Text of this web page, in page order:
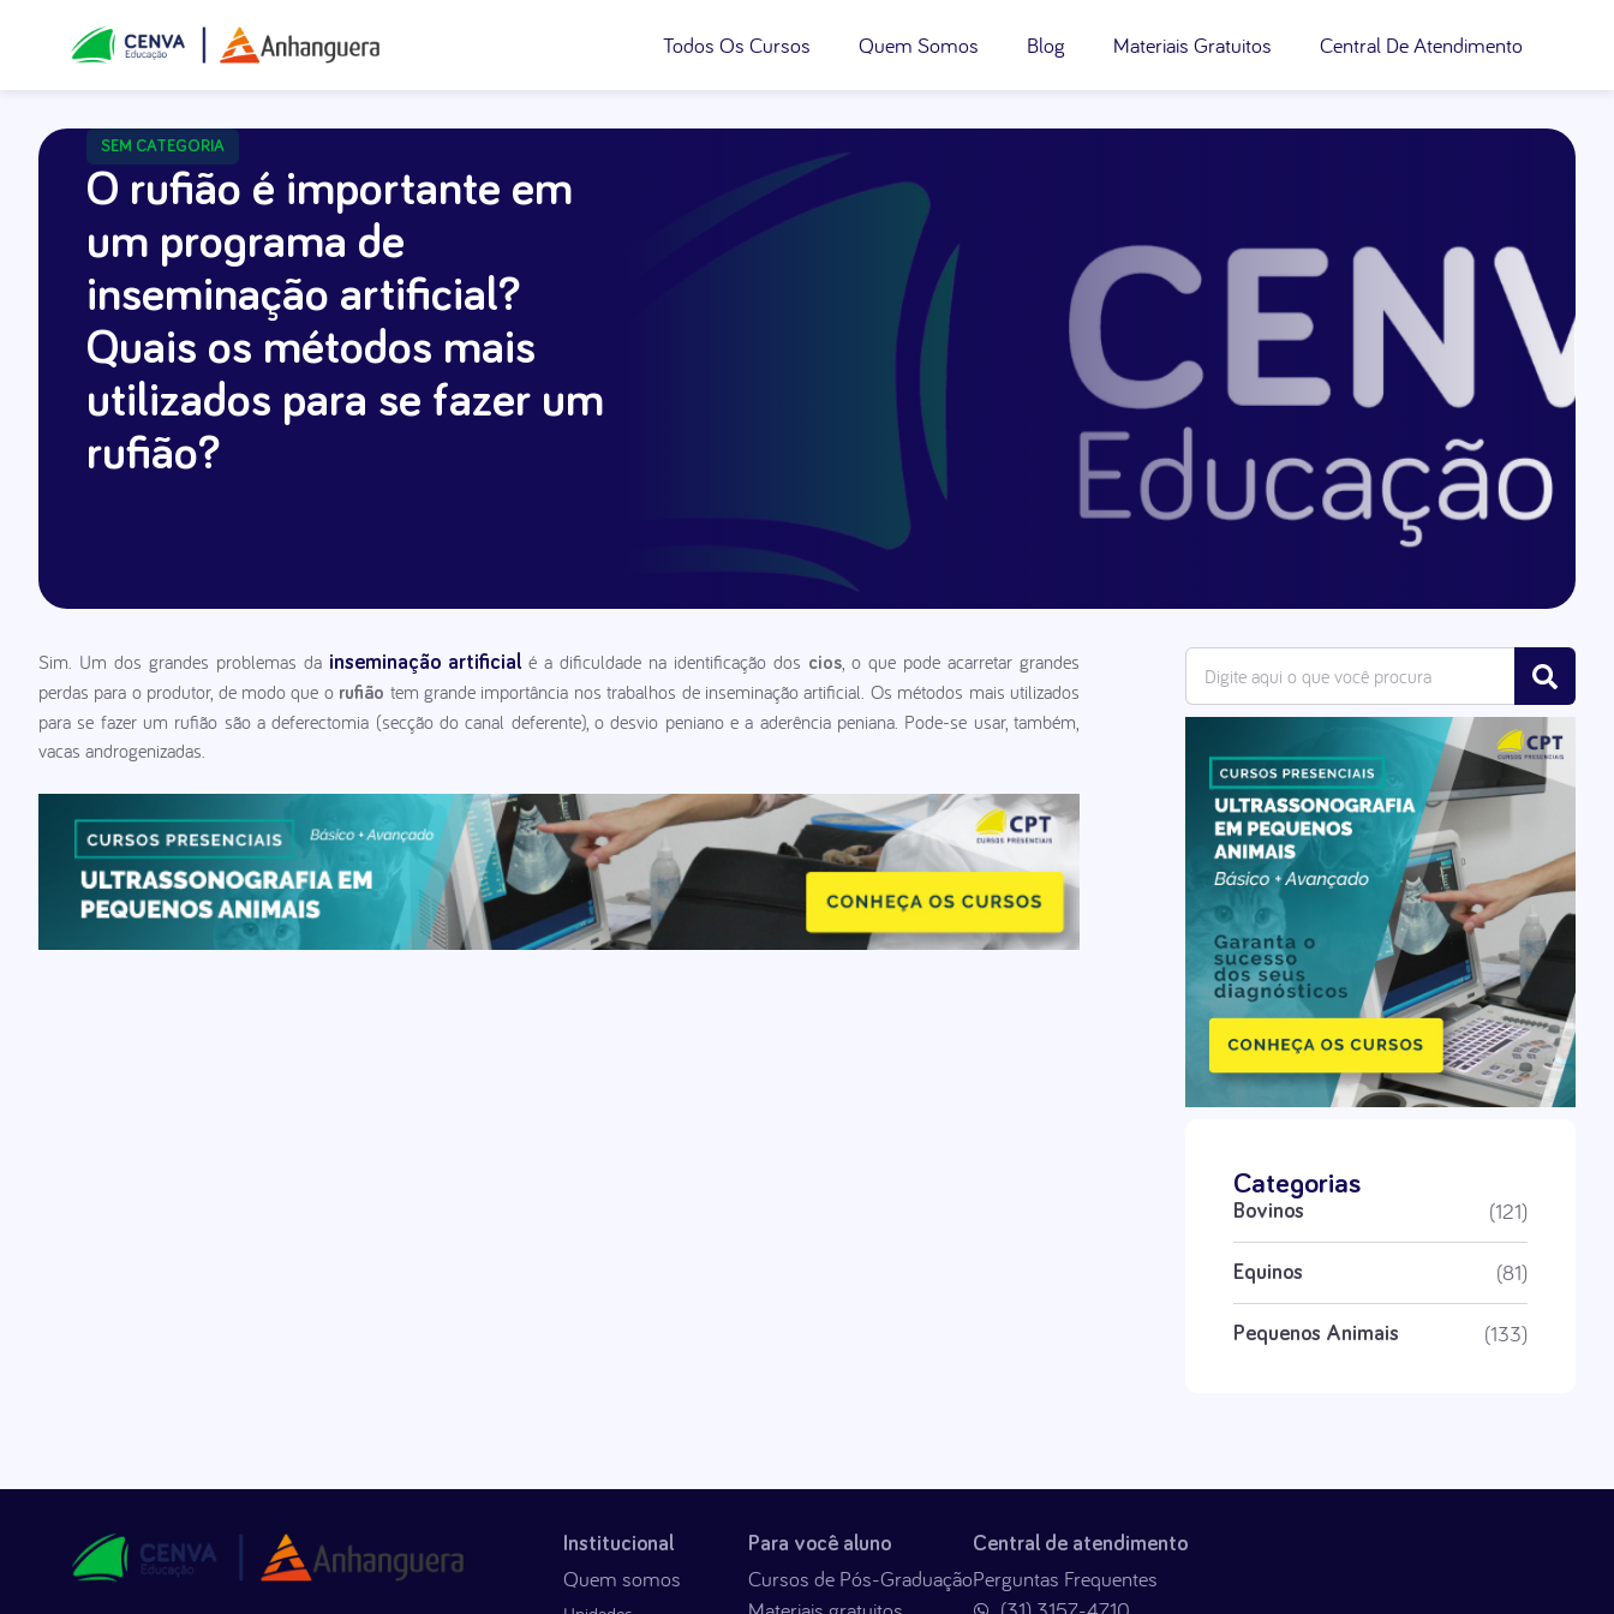
Todos Os Cursos Quem Somos Blog Materiais Gratuitos Central De Atendimento
SEM CATEGORIA
O rufião é importante em
um programa de
inseminação artificial?
Quais os métodos mais
utilizados para se fazer um
rufião?
Sim. Um dos grandes problemas da inseminação artificial é a dificuldade na identificação dos cios, o que pode acarretar grandes
perdas para o produtor, de modo que o rufião tem grande importância nos trabalhos de inseminação artificial. Os métodos mais utilizados
para se fazer um rufião são a deferectomia (secção do canal deferente), o desvio peniano e a aderência peniana. Pode-se usar, também,
vacas androgenizadas.
Categorias
Bovinos (121)
Equinos (81)
Pequenos Animais (133)
Institucional
Quem somos
Para você aluno
Cursos de Pós-Graduação
Central de atendimento
Perguntas Frequentes